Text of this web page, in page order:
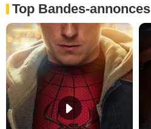
Top Bandes-annonces